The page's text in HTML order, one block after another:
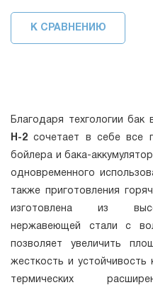
К СРАВНЕНИЮ
Благодаря техгологии бак
Н-2 сочетает в себе все
бойлера и бака-
одновременного
также приготовления
изготовлена из
нержавеющей стали с
позволяет увеличить
жесткость и
термических